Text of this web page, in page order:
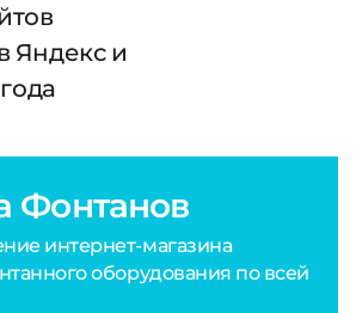
Яндекс и
Фонтанов
интернет-магазина
оборудования по всей